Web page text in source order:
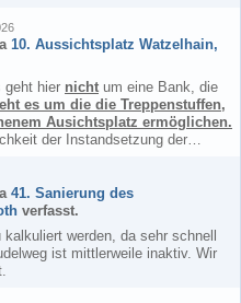
10. Aussichtsplatz Watzelhain,
geht hier nicht um eine Bank, die
es um die die Treppenstuffen,
Ausichtsplatz ermöglichen.
der Instandsetzung der…
41. Sanierung des
verfasst.
werden, da sehr schnell
ist mittlerweile inaktiv. Wir